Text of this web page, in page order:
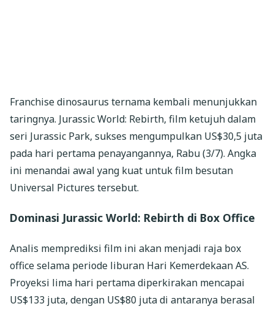
Franchise dinosaurus ternama kembali menunjukkan
taringnya. Jurassic World: Rebirth, film ketujuh dalam
seri Jurassic Park, sukses mengumpulkan US$30,5 juta
pada hari pertama penayangannya, Rabu (3/7). Angka
ini menandai awal yang kuat untuk film besutan
Universal Pictures tersebut.
Dominasi Jurassic World: Rebirth di Box Office
Analis memprediksi film ini akan menjadi raja box
office selama periode liburan Hari Kemerdekaan AS.
Proyeksi lima hari pertama diperkirakan mencapai
US$133 juta, dengan US$80 juta di antaranya berasal